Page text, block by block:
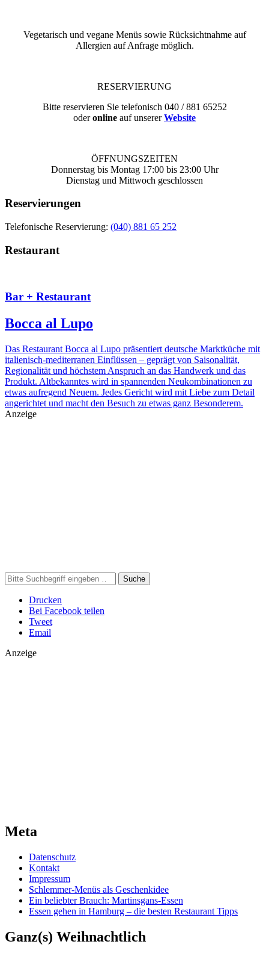
Vegetarisch und vegane Menüs sowie Rücksichtnahme auf
Allergien auf Anfrage möglich.
RESERVIERUNG
Bitte reservieren Sie telefonisch 040 / 881 65252
oderonline auf unsererWebsite
ÖFFNUNGSZEITEN
Donnerstag bis Montag 17:00 bis 23:00 Uhr
Dienstag und Mittwoch geschlossen
Reservierungen
Telefonische Reservierung: (040) 881 65 252
Restaurant
Bar + Restaurant
Bocca al Lupo
Das Restaurant Bocca al Lupo präsentiert deutsche Marktküche mit
italienisch-mediterranen Einflüssen – geprägt von Saisonalität,
Regionalität und höchstem Anspruch an das Handwerk und das
Produkt. Altbekanntes wird in spannenden Neukombinationen zu
etwas aufregend Neuem. Jedes Gericht wird mit Liebe zum Detail
angerichtet und macht den Besuch zu etwas ganz Besonderem.
Anzeige
Suche
Drucken
Bei Facebook teilen
Tweet
Email
Anzeige
Meta
Datenschutz
Kontakt
Impressum
Schlemmer-Menüs als Geschenkidee
Ein beliebter Brauch: Martinsgans-Essen
Essen gehen in Hamburg – die besten Restaurant Tipps
Ganz(s) Weihnachtlich